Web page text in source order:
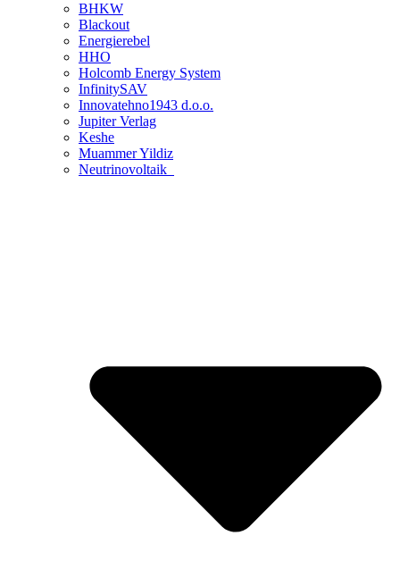
BHKW
Blackout
Energierebel
HHO
Holcomb Energy System
InfinitySAV
Innovatehno1943 d.o.o.
Jupiter Verlag
Keshe
Muammer Yildiz
Neutrinovoltaik